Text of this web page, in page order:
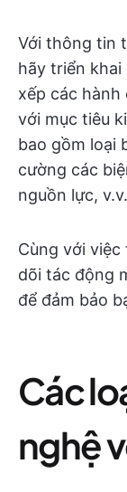
Với thông tin
hãy triển khai
xếp các
với mục tiêu
bao gồm loại
cường các
nguồn lực, v.v.
Cùng với
dõi tác động
để đảm bảo
Các
nghệ